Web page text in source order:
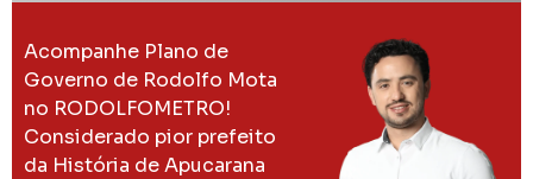
Acompanhe Plano de
Governo de Rodolfo Mota
no RODOLFOMETRO!
Considerado pior prefeito
da História de Apucarana